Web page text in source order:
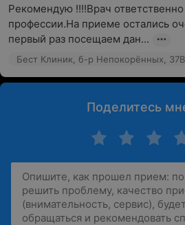
Рекомендую !!!!Врач
профессии.На приеме остались
первый раз посещаем дан...
Бест Клиник, б-р Непокорённых, 37В
Поделитесь